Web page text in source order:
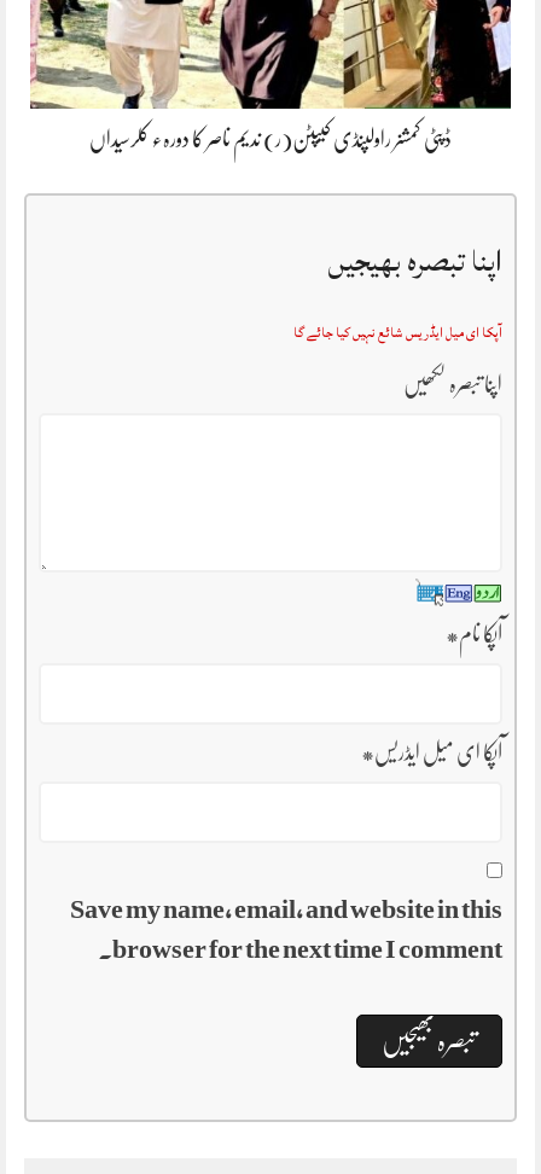
ڈپٹی کمشنر راولپنڈی کیپٹن(ر) ندیم ناصر کا دورہء کلرسیداں
اپنا تبصرہ بھیجیں
آپکا ای میل ایڈریس شائع نہیں کیا جائے گا
اپنا تبصرہ لکھیں
آپکا نام*
آپکا ای میل ایڈریس*
Save my name, email, and website in this
browser for the next time I comment.